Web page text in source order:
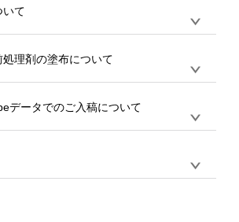
コンシェル
サー
ご利用ください。(※ 30個以下の場合
デザインツールをご利用ください)
送後18時以降に配送業者・伝票番号を
でお知らせいたしますので、直接配送業
ご連絡いただき調整をお願い致します。
いて
内で自動的に割引(最大50%)が適用され
【付与ポイント】購入金額の1％が1ポ
トとして付与され、次回ご注文時に1ポイ
1円としてお使いいただけます。ポイン
送完了の翌日に付与され、次回ご注文時
利用頂けます。ポイントの有効期限は一
です。【会員ランク】過去10カ月のご注
により会員ランク割引(最大5%)が適用
理剤の塗布について
前処理剤）】カラー生地（Tシャツのホ
、トートバッグのナチュラル、ホワイト
て、プリントを定着させるための処理剤
しており、短納期・低価格で商品をお届
データでのご入稿について
。いずれのデータも該当デザインのみ画
に変換、またはAdobe